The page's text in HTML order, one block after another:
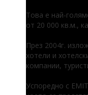
Това е най-
от 20 000 кв.м.,
През 2004г.
хотели и
компании,
Успоредно с